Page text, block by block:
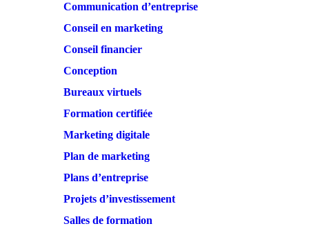
Communication d’entreprise
Conseil en marketing
Conseil financier
Conception
Bureaux virtuels
Formation certifiée
Marketing digitale
Plan de marketing
Plans d’entreprise
Projets d’investissement
Salles de formation